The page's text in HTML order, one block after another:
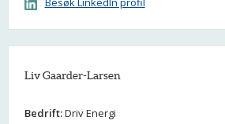
Liv Gaarder-Larsen
Bedrift:Driv Energi